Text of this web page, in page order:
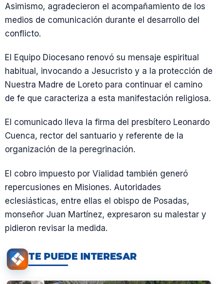
Asimismo, agradecieron el acompañamiento de los
medios de comunicación durante el desarrollo del
conflicto.
El Equipo Diocesano renovó su mensaje espiritual
habitual, invocando a Jesucristo y a la protección de
Nuestra Madre de Loreto para continuar el camino
de fe que caracteriza a esta manifestación religiosa.
El comunicado lleva la firma del presbítero Leonardo
Cuenca, rector del santuario y referente de la
organización de la peregrinación.
El cobro impuesto por Vialidad también generó
repercusiones en Misiones. Autoridades
eclesiásticas, entre ellas el obispo de Posadas,
monseñor Juan Martínez, expresaron su malestar y
pidieron revisar la medida.
TE PUEDE INTERESAR